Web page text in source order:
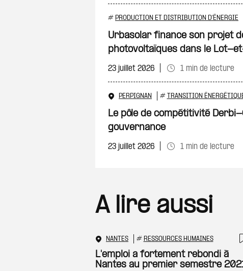
# PRODUCTION ET DISTRIBUTION D'ÉNERGIE
Urbasolar finance son projet
photovoltaïques dans le Lot-
23 juillet 2026 1 min de lecture
PERPIGNAN # TRANSITION
Le pôle de compétitivité
gouvernance
23 juillet 2026 1 min de lecture
A lire aussi
NANTES # RESSOURCES HUMAINES
L'emploi a fortement rebondi à
Nantes au premier semestre